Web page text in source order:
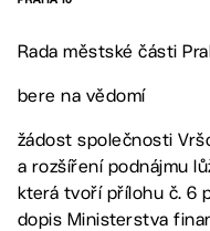
Rada městské části
bere na vědomí
žádost společnosti
a rozšíření podnájmu
která tvoří přílohu č. 6
dopis Ministerstva